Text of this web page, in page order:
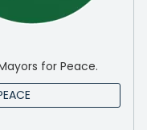
for Peace.